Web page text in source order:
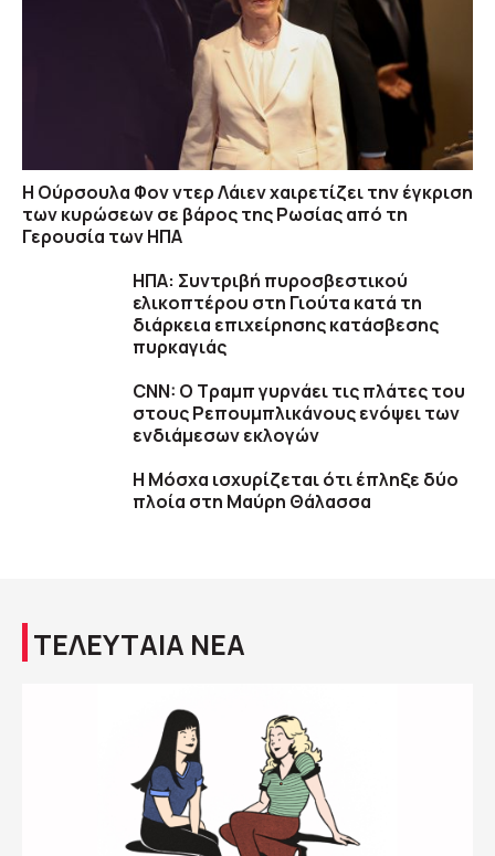
Η Ούρσουλα Φον ντερ Λάιεν χαιρετίζει την έγκριση
των κυρώσεων σε βάρος της Ρωσίας από τη
Γερουσία των ΗΠΑ
ΗΠΑ: Συντριβή πυροσβεστικού
ελικοπτέρου στη Γιούτα κατά τη
διάρκεια επιχείρησης κατάσβεσης
πυρκαγιάς
CNN: Ο Τραμπ γυρνάει τις πλάτες του
στους Ρεπουμπλικάνους ενόψει των
ενδιάμεσων εκλογών
Η Μόσχα ισχυρίζεται ότι έπληξε δύο
πλοία στη Μαύρη Θάλασσα
ΤΕΛΕΥΤΑΙΑ ΝΕΑ